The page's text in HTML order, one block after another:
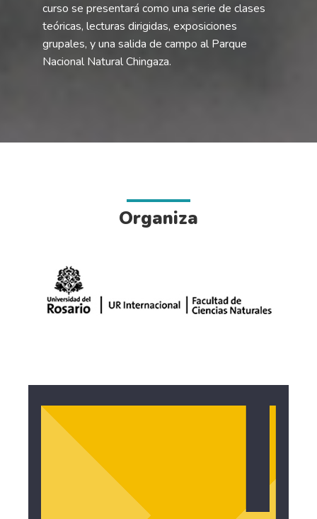
curso se presentará como una serie de clases
teóricas, lecturas dirigidas, exposiciones
grupales, y una salida de campo al Parque
Nacional Natural Chingaza.
Organiza